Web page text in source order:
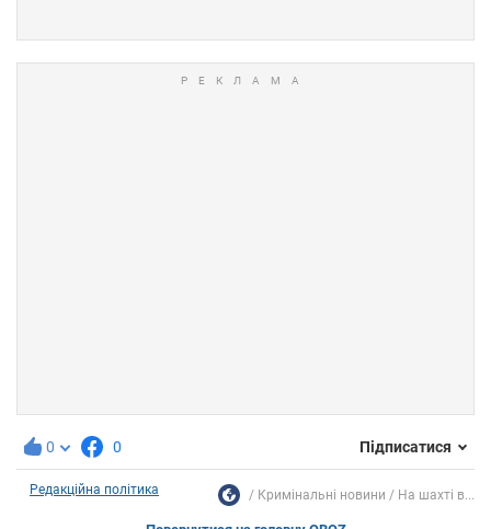
0 0 Підписатися
Редакційна політика Кримінальні новини На шахті в...